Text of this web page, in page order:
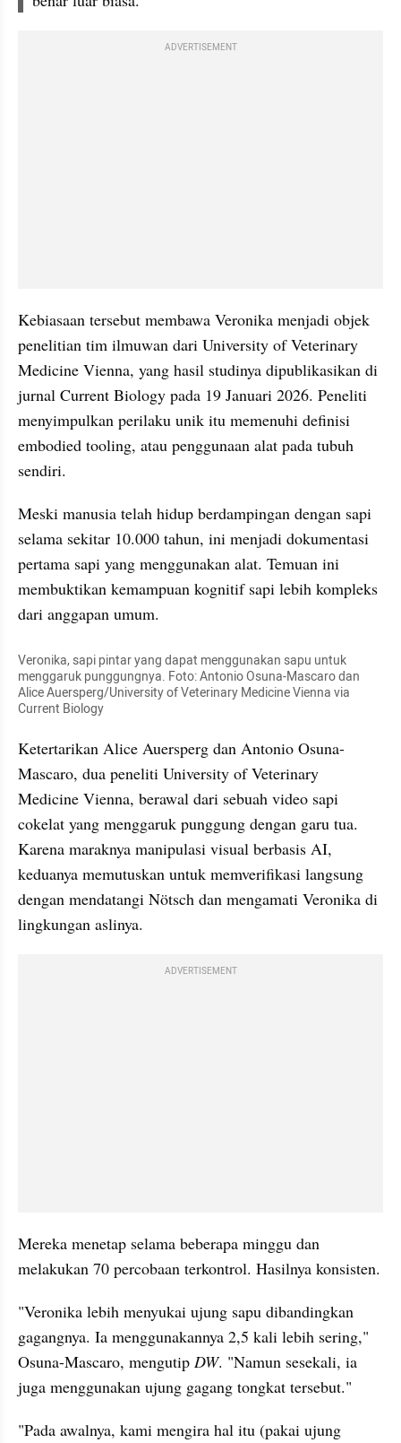
ADVERTISEMENT
Kebiasaan tersebut membawa Veronika menjadi objek
penelitian tim ilmuwan dari University of Veterinary
Medicine Vienna, yang hasil studinya dipublikasikan di
jurnal Current Biology pada 19 Januari 2026. Peneliti
menyimpulkan perilaku unik itu memenuhi definisi
embodied tooling, atau penggunaan alat pada tubuh
sendiri.
Meski manusia telah hidup berdampingan dengan sapi
selama sekitar 10.000 tahun, ini menjadi dokumentasi
pertama sapi yang menggunakan alat. Temuan ini
membuktikan kemampuan kognitif sapi lebih kompleks
dari anggapan umum.
Veronika, sapi pintar yang dapat menggunakan sapu untuk
menggaruk punggungnya. Foto: Antonio Osuna-Mascaro dan
Alice Auersperg/University of Veterinary Medicine Vienna via
Current Biology
Ketertarikan Alice Auersperg dan Antonio Osuna-
Mascaro, dua peneliti University of Veterinary
Medicine Vienna, berawal dari sebuah video sapi
cokelat yang menggaruk punggung dengan garu tua.
Karena maraknya manipulasi visual berbasis AI,
keduanya memutuskan untuk memverifikasi langsung
dengan mendatangi Nötsch dan mengamati Veronika di
lingkungan aslinya.
ADVERTISEMENT
Mereka menetap selama beberapa minggu dan
melakukan 70 percobaan terkontrol. Hasilnya konsisten.
"Veronika lebih menyukai ujung sapu dibandingkan
gagangnya. Ia menggunakannya 2,5 kali lebih sering,"
Osuna-Mascaro, mengutip DW. "Namun sesekali, ia
juga menggunakan ujung gagang tongkat tersebut."
"Pada awalnya, kami mengira hal itu (pakai ujung